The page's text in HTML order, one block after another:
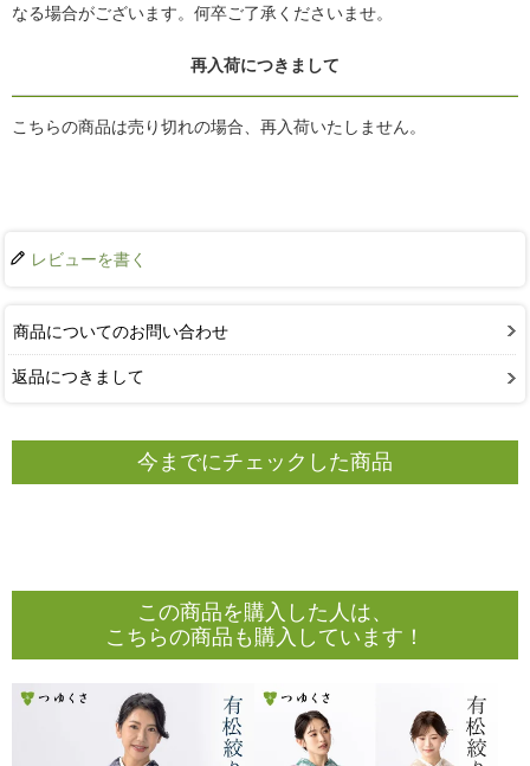
なる場合がございます。何卒ご了承くださいませ。
再入荷につきまして
こちらの商品は売り切れの場合、再入荷いたしません。
レビューを書く
商品についてのお問い合わせ
返品につきまして
今までにチェックした商品
この商品を購入した人は、
こちらの商品も購入しています！